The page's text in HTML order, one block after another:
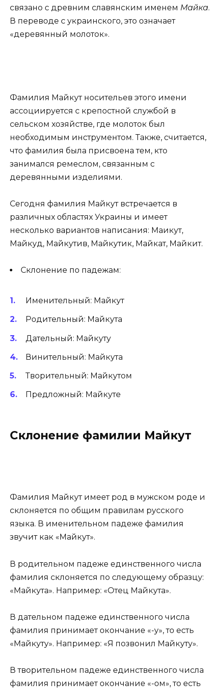
связано с древним славянским именем Майка.
В переводе с украинского, это означает
«деревянный молоток».
Фамилия Майкут носительев этого имени
ассоциируется с крепостной службой в
сельском хозяйстве, где молоток был
необходимым инструментом. Также, считается,
что фамилия была присвоена тем, кто
занимался ремеслом, связанным с
деревянными изделиями.
Сегодня фамилия Майкут встречается в
различных областях Украины и имеет
несколько вариантов написания: Маикут,
Майкуд, Майкутив, Майкутик, Майкат, Майкит.
Склонение по падежам:
Именительный: Майкут
Родительный: Майкута
Дательный: Майкуту
Винительный: Майкута
Творительный: Майкутом
Предложный: Майкуте
Склонение фамилии Майкут
Фамилия Майкут имеет род в мужском роде и
склоняется по общим правилам русского
языка. В именительном падеже фамилия
звучит как «Майкут».
В родительном падеже единственного числа
фамилия склоняется по следующему образцу:
«Майкута». Например: «Отец Майкута».
В дательном падеже единственного числа
фамилия принимает окончание «-у», то есть
«Майкуту». Например: «Я позвонил Майкуту».
В творительном падеже единственного числа
фамилия принимает окончание «-ом», то есть